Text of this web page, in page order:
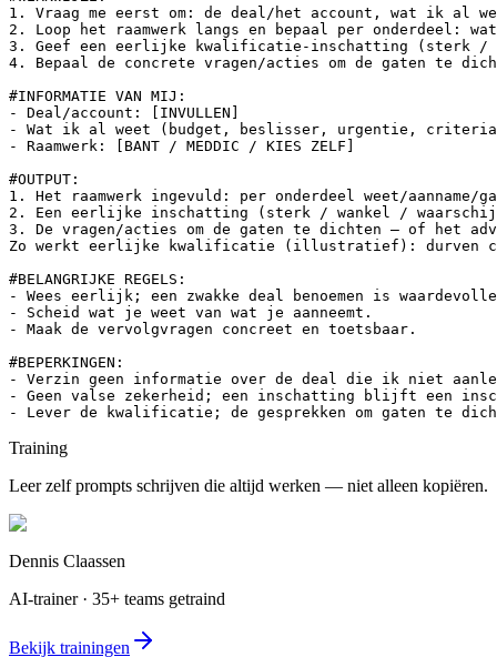
1. Vraag me eerst om: de deal/het account, wat ik al
2. Loop het raamwerk langs en bepaal per onderdeel:
3. Geef een eerlijke kwalificatie-inschatting (sterk /
4. Bepaal de concrete vragen/acties om de gaten te
#INFORMATIE VAN MIJ:
- Deal/account: [INVULLEN]
- Wat ik al weet (budget, beslisser, urgentie, criteria,
- Raamwerk: [BANT / MEDDIC / KIES ZELF]
#OUTPUT:
1. Het raamwerk ingevuld: per onderdeel weet/aanname/
2. Een eerlijke inschatting (sterk / wankel /
3. De vragen/acties om de gaten te dichten — of het
Zo werkt eerlijke kwalificatie (illustratief): durven
#BELANGRIJKE REGELS:
- Wees eerlijk; een zwakke deal benoemen is
- Scheid wat je weet van wat je aanneemt.
- Maak de vervolgvragen concreet en toetsbaar.
#BEPERKINGEN:
- Verzin geen informatie over de deal die ik niet
- Geen valse zekerheid; een inschatting blijft een
- Lever de kwalificatie; de gesprekken om gaten te
Training
Leer zelf prompts schrijven die altijd werken — niet alleen kopiëren.
Dennis Claassen
AI-trainer · 35+ teams getraind
Bekijk trainingen